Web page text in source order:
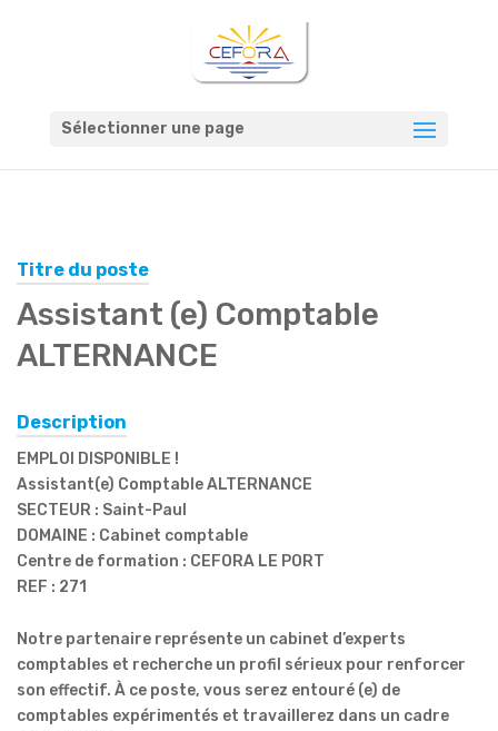
Sélectionner une page
Titre du poste
Assistant (e) Comptable
ALTERNANCE
Description
EMPLOI DISPONIBLE !
Assistant(e) Comptable ALTERNANCE
SECTEUR : Saint-Paul
DOMAINE : Cabinet comptable
Centre de formation : CEFORA LE PORT
REF : 271
Notre partenaire représente un cabinet d’experts
comptables et recherche un profil sérieux pour renforcer
son effectif. À ce poste, vous serez entouré (e) de
comptables expérimentés et travaillerez dans un cadre